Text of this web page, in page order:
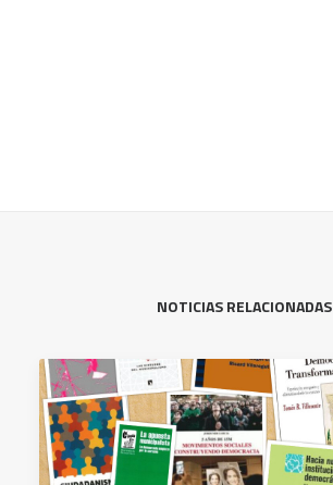
NOTICIAS RELACIONADAS